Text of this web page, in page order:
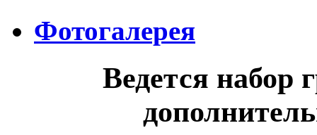
Фотогалерея
Ведется